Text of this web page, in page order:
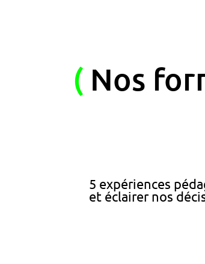
(Nos
5 expériences
et éclairer nos